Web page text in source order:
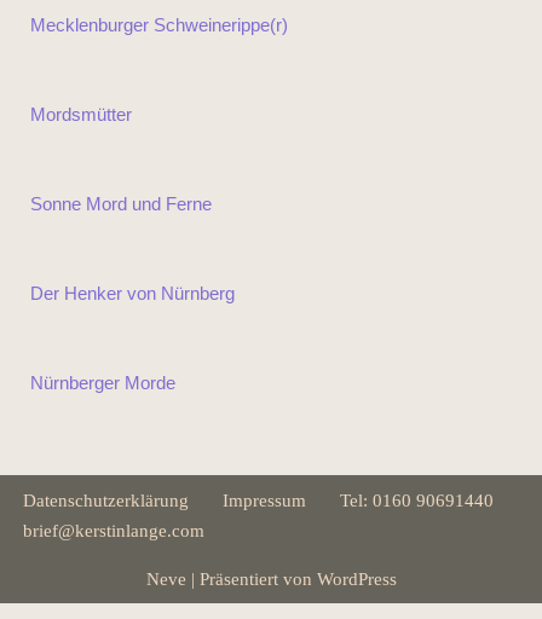
Mecklenburger Schweinerippe(r)
Mordsmütter
Sonne Mord und Ferne
Der Henker von Nürnberg
Nürnberger Morde
Datenschutzerklärung Impressum
Tel: 0160 90691440
brief@kerstinlange.com
Neve | Präsentiert von WordPress